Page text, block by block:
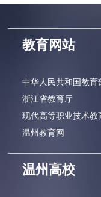
教育网站
中华人民共和国教育
浙江省教育厅
现代高等职业技术教
温州教育网
温州高校